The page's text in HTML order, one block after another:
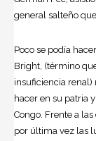
general salteño
Poco se podía
Bright, (término
insuficiencia renal)
hacer en su patria
Congo. Frente a
por última vez las